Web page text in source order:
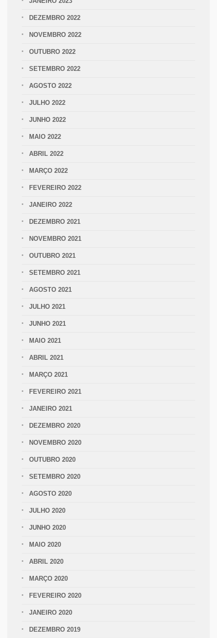
DEZEMBRO 2022
NOVEMBRO 2022
OUTUBRO 2022
SETEMBRO 2022
AGOSTO 2022
JULHO 2022
JUNHO 2022
MAIO 2022
ABRIL 2022
MARÇO 2022
FEVEREIRO 2022
JANEIRO 2022
DEZEMBRO 2021
NOVEMBRO 2021
OUTUBRO 2021
SETEMBRO 2021
AGOSTO 2021
JULHO 2021
JUNHO 2021
MAIO 2021
ABRIL 2021
MARÇO 2021
FEVEREIRO 2021
JANEIRO 2021
DEZEMBRO 2020
NOVEMBRO 2020
OUTUBRO 2020
SETEMBRO 2020
AGOSTO 2020
JULHO 2020
JUNHO 2020
MAIO 2020
ABRIL 2020
MARÇO 2020
FEVEREIRO 2020
JANEIRO 2020
DEZEMBRO 2019